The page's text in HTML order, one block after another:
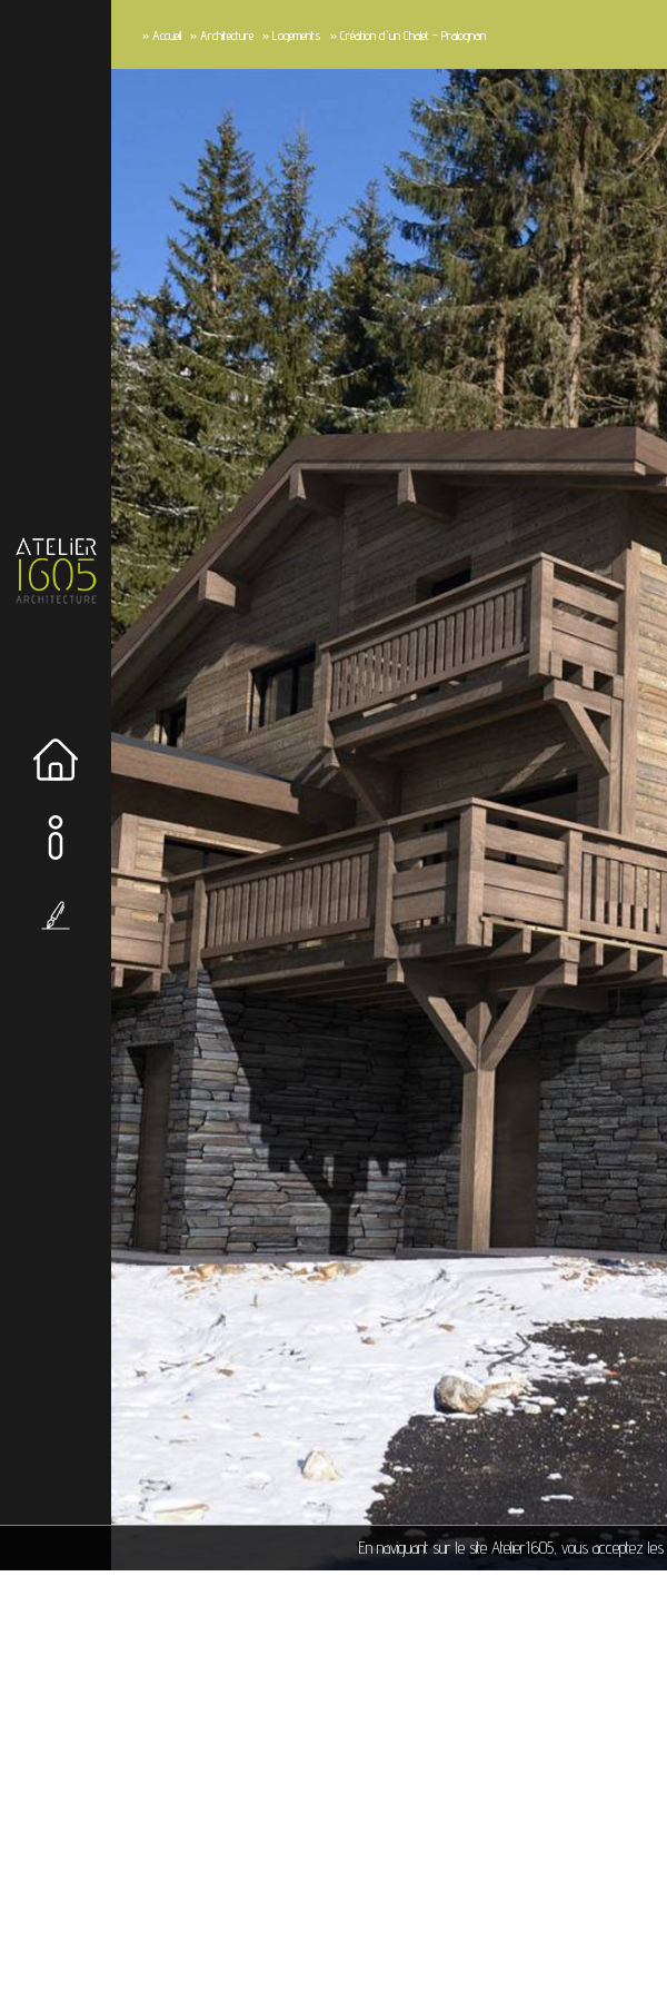
» Accueil » Architecture » Logements » Création d'un Chalet - Pralognan
En naviguant sur le site Atelier1605, vous acceptez les